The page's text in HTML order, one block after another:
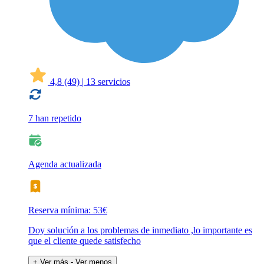
4,8 (49) | 13 servicios
7 han repetido
Agenda actualizada
Reserva mínima: 53€
Doy solución a los problemas de inmediato ,lo importante es
que el cliente quede satisfecho
+ Ver más - Ver menos